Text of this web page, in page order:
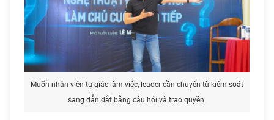
Muốn nhân viên tự giác làm việc, leader cần chuyển từ kiểm soát
sang dẫn dắt bằng câu hỏi và trao quyền.